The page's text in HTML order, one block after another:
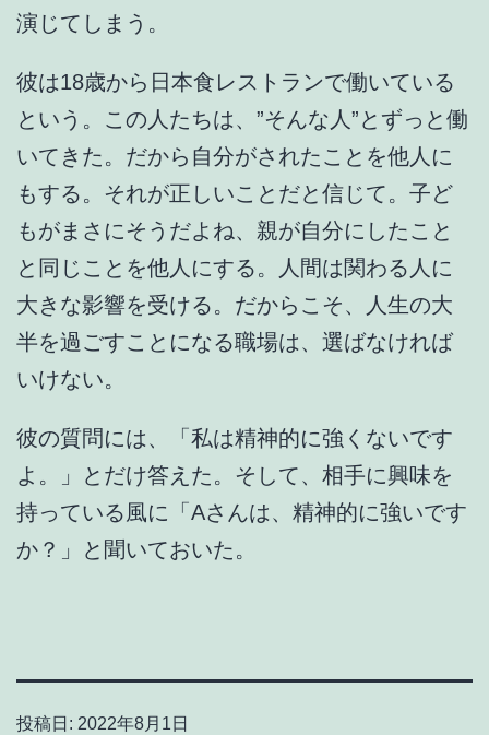
演じてしまう。
彼は18歳から日本食レストランで働いている
という。この人たちは、”そんな人”とずっと働
いてきた。だから自分がされたことを他人に
もする。それが正しいことだと信じて。子ど
もがまさにそうだよね、親が自分にしたこと
と同じことを他人にする。人間は関わる人に
大きな影響を受ける。だからこそ、人生の大
半を過ごすことになる職場は、選ばなければ
いけない。
彼の質問には、「私は精神的に強くないです
よ。」とだけ答えた。そして、相手に興味を
持っている風に「Aさんは、精神的に強いです
か？」と聞いておいた。
投稿日: 2022年8月1日